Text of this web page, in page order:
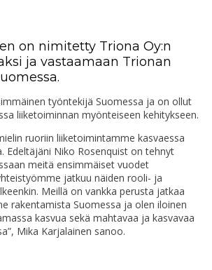
on nimitetty Triona Oy:n
ja vastaamaan Trionan
työntekijä Suomessa ja on ollut
liiketoiminnan myönteiseen kehitykseen.
ruoriin liiketoimintamme kasvaessa
Edeltäjäni Niko Rosenquist on tehnyt
meitä ensimmäiset vuodet
jatkuu näiden rooli- ja
Meillä on vankka perusta jatkaa
rakentamista Suomessa ja olen iloinen
kasvua sekä mahtavaa ja kasvavaa
Mika Karjalainen sanoo.